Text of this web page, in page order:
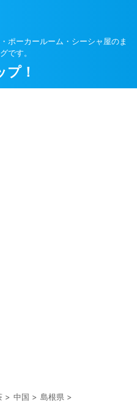
ポーカールーム・シーシャ屋のま
です。
プ！
> 中国 > 島根県 >